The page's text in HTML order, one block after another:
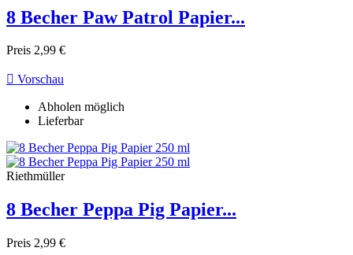
8 Becher Paw Patrol Papier...
Preis 2,99 €
 Vorschau
Abholen möglich
Lieferbar
Riethmüller
8 Becher Peppa Pig Papier...
Preis 2,99 €